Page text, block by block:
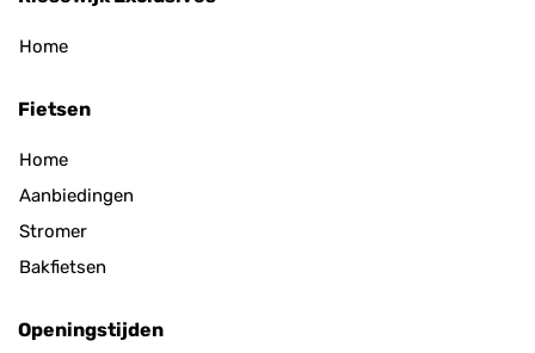
Home
Fietsen
Home
Aanbiedingen
Stromer
Bakfietsen
Openingstijden